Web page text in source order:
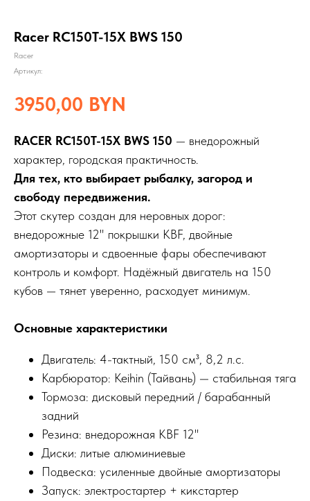
Racer RC150T-15X BWS 150
Racer
Артикул:
3950,00 BYN
RACER RC150T-15X BWS 150 — внедорожный
характер, городская практичность.
Для тех, кто выбирает рыбалку, загород и
свободу передвижения.
Этот скутер создан для неровных дорог:
внедорожные 12" покрышки KBF, двойные
амортизаторы и сдвоенные фары обеспечивают
контроль и комфорт. Надёжный двигатель на 150
кубов — тянет уверенно, расходует минимум.
Основные характеристики
Двигатель: 4-тактный, 150 см³, 8,2 л.с.
Карбюратор: Keihin (Тайвань) — стабильная тяга
Тормоза: дисковый передний / барабанный
задний
Резина: внедорожная KBF 12"
Диски: литые алюминиевые
Подвеска: усиленные двойные амортизаторы
Запуск: электростартер + кикстартер